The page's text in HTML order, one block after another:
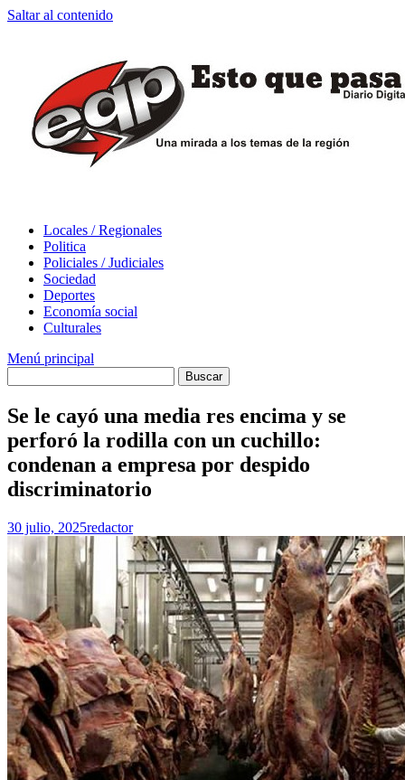
Saltar al contenido
Locales / Regionales
Politica
Policiales / Judiciales
Sociedad
Deportes
Economía social
Culturales
Menú principal
Se le cayó una media res encima y se
perforó la rodilla con un cuchillo:
condenan a empresa por despido
discriminatorio
30 julio, 2025redactor